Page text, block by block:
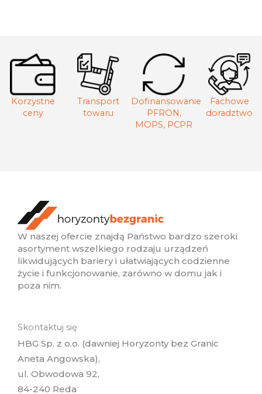
Korzystne
ceny
Transport
towaru
Dofinansowanie
PFRON,
MOPS, PCPR
Fachowe
doradztwo
W naszej ofercie znajdą Państwo bardzo szeroki
asortyment wszelkiego rodzaju urządzeń
likwidujących bariery i ułatwiających codzienne
życie i funkcjonowanie, zarówno w domu jak i
poza nim.
Skontaktuj się
HBG Sp. z o.o. (dawniej Horyzonty bez Granic
Aneta Angowska),
ul. Obwodowa 92,
84-240 Reda